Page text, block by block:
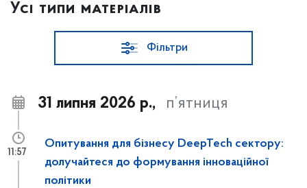
Усі типи матеріалів
Фільтри
31 липня 2026 р., п’ятниця
Опитування для бізнесу DeepTech сектору:
долучайтеся до формування інноваційної
політики
11:57